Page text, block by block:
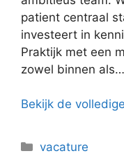
patient centraal
investeert in
Praktijk met een
zowel binnen als…
Bekijk de
Categorieën
vacature